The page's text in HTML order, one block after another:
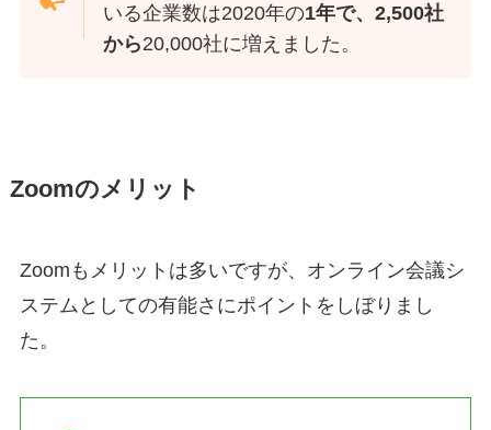
いる企業数は2020年の1年で、2,500社
から20,000社に増えました。
Zoomのメリット
Zoomもメリットは多いですが、オンライン会議シ
ステムとしての有能さにポイントをしぼりまし
た。